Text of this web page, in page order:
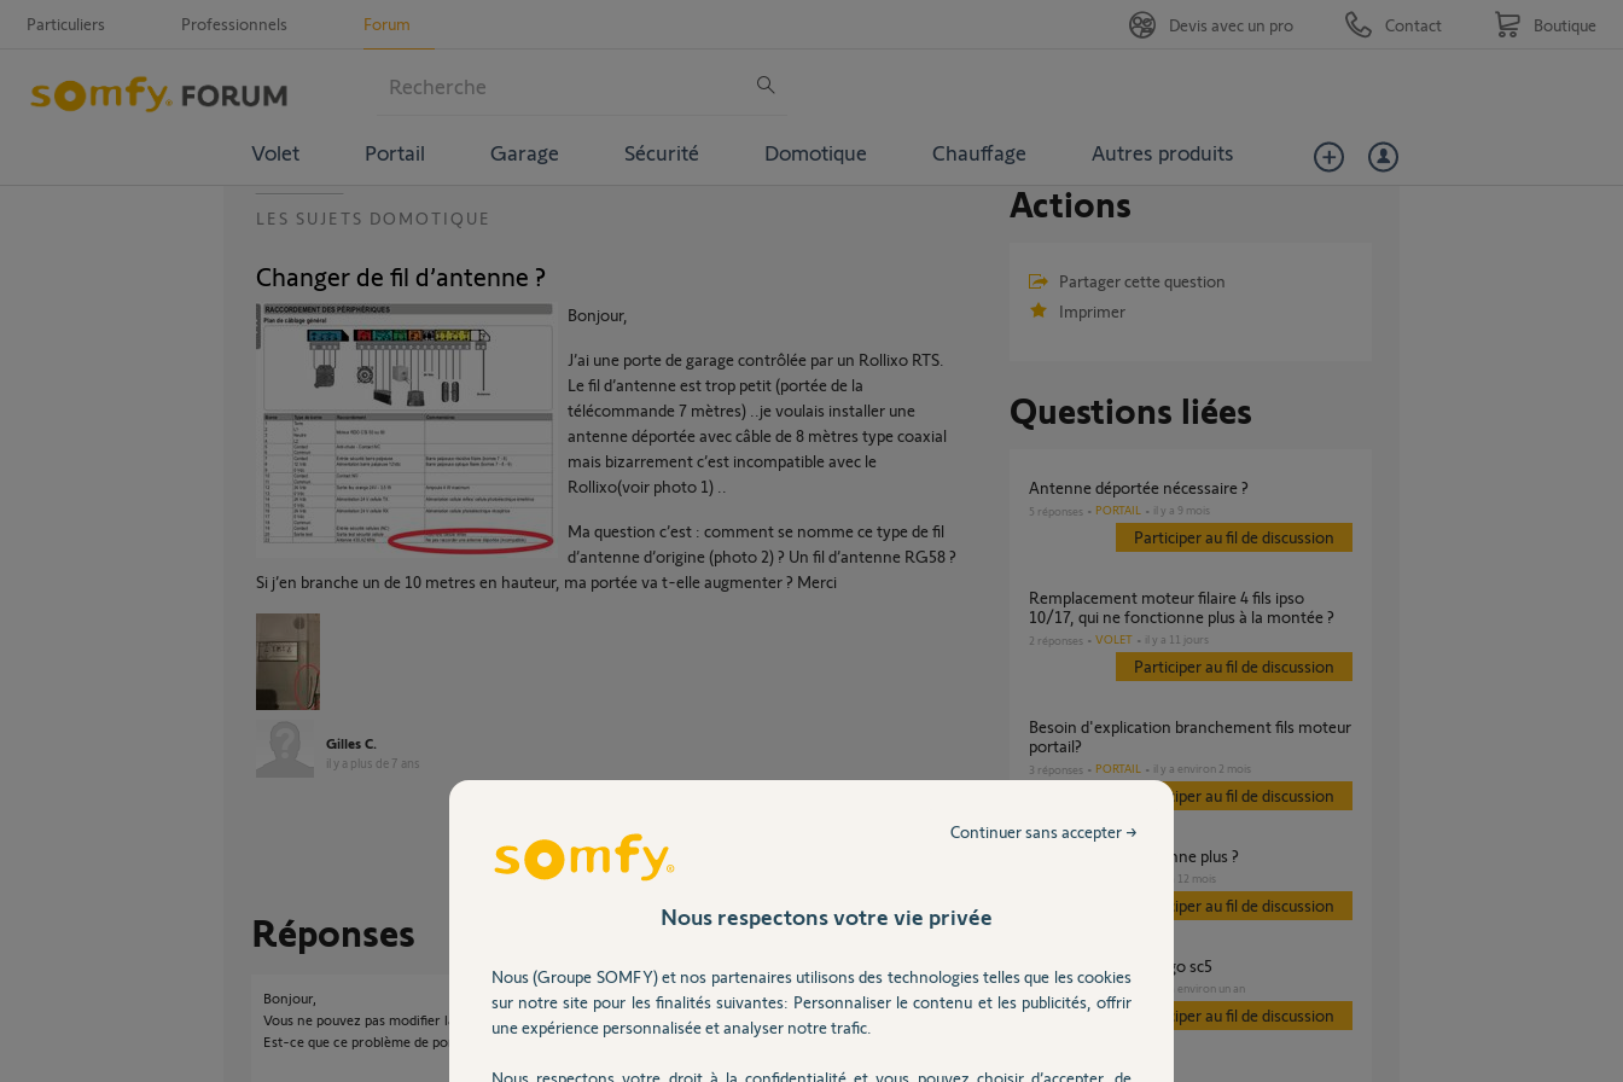
Particuliers Professionnels Forum
Volet Portail Garage Sécurité Domotique Chauffage Autres produits
Devis avec un pro Contact Boutique
LES SUJETS DOMOTIQUE
Changer de fil d’antenne ?
Bonjour,
J’ai une porte de garage contrôlée par un Rollixo RTS.
Le fil d’antenne est trop petit (portée de la
télécommande 7 mètres) ..je voulais installer une
antenne déportée avec câble de 8 mètres type coaxial
mais bizarrement c’est incompatible avec le
Rollixo(voir photo 1) ..
Ma question c’est : comment se nomme ce type de fil
d’antenne d’origine (photo 2) ? Un fil d’antenne RG58 ?
Si j’en branche un de 10 metres en hauteur, ma portée va t-elle augmenter ? Merci
Gilles C.
il y a plus de 7 ans
Partager cette question
Participer au fil de discussion
Réponses
Bonjour,
Vous ne pouvez pas modifier la longueur du brin d'antenne qui est accordée à la fréquence.
Est-ce que ce problème de portée est actuel ou de toujours?
Actions
Partager cette question
Imprimer
Questions liées
Antenne déportée nécessaire ?
5 réponses PORTAIL il y a 9 mois
Participer au fil de discussion
remplacement moteur filaire 4 fils ipso
10/17, qui ne fonctionne plus à la montée ?
2 réponses VOLET il y a 11 jours
Participer au fil de discussion
Besoin d'explication branchement fils moteur
portail?
3 réponses PORTAIL il y a environ 2 mois
Participer au fil de discussion
antenne ne fonctionne plus ?
il y a 12 mois
Participer au fil de discussion
Problème Antenne go sc5
4 PORTAIL il y a environ un an
Participer au fil de discussion
Nous respectons votre vie privée
Nous (Groupe SOMFY) et nos partenaires utilisons des technologies telles que les cookies
sur notre site pour les finalités suivantes: Personnaliser le contenu et les publicités, offrir
une expérience personnalisée et analyser notre trafic.
Nous respectons votre droit à la confidentialité et vous pouvez choisir d’accepter, de
Continuer sans accepter →